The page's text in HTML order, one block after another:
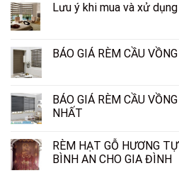
Lưu ý khi mua và xử
BÁO GIÁ RÈM CẦU
BÁO GIÁ RÈM CẦU
NHẤT
RÈM HẠT GỖ HƯƠNG
BÌNH AN CHO GIA ĐÌNH